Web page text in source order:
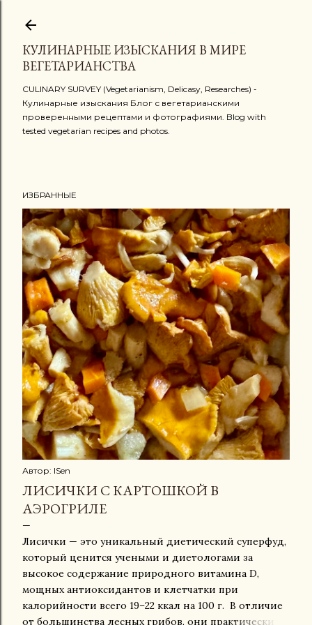
КУЛИНАРНЫЕ ИЗЫСКАНИЯ В МИРЕ
ВЕГЕТАРИАНСТВА
CULINARY SURVEY (Vegetarianism, Delicasy, Researches) -
Кулинарные изыскания Блог с вегетарианскими
проверенными рецептами и фотографиями. Blog with
tested vegetarian recipes and photos.
ИЗБРАННЫЕ
Автор: ISen
ЛИСИЧКИ С КАРТОШКОЙ В
АЭРОГРИЛЕ
Лисички — это уникальный диетический суперфуд,
который ценится учеными и диетологами за
высокое содержание природного витамина D,
мощных антиоксидантов и клетчатки при
калорийности всего 19–22 ккал на 100 г. В отличие
от большинства лесных грибов, они практически